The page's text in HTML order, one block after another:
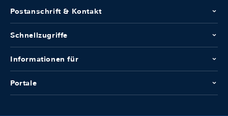
Postanschrift & Kontakt
Schnellzugriffe
Informationen für
Portale